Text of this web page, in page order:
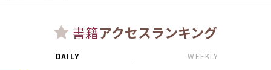
書籍アクセスランキング
DAILY WEEKLY